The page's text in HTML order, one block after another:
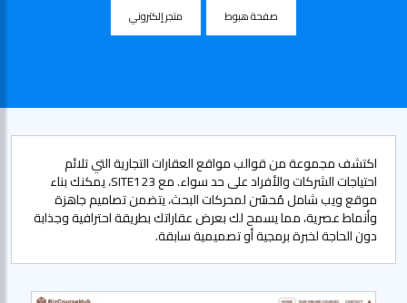
صفحة هبوط متجر إلكتروني
اكتشف مجموعة من قوالب مواقع العقارات التجارية التي تلائم
احتياجات الشركات والأفراد على حد سواء. مع SITE123، يمكنك بناء
موقع ويب شامل مُحسّن لمحركات البحث، يتضمن تصاميم جاهزة
وأنماط عصرية، مما يسمح لك بعرض عقاراتك بطريقة احترافية وجذابة
دون الحاجة لخبرة برمجية أو تصميمية سابقة.